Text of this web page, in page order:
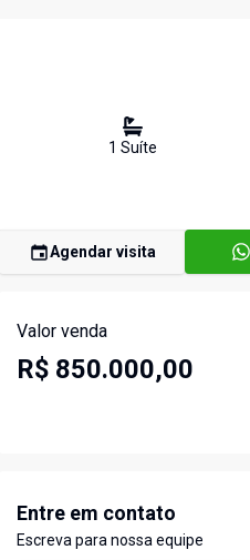
1 Suíte
Agendar visita
Valor venda
R$ 850.000,00
Entre em contato
Escreva para nossa equipe